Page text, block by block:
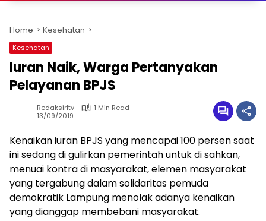
Home Kesehatan
Kesehatan
Iuran Naik, Warga Pertanyakan
Pelayanan BPJS
Redaksirltv
1 Min Read
13/09/2019
Kenaikan iuran BPJS yang mencapai 100 persen saat
ini sedang di gulirkan pemerintah untuk di sahkan,
menuai kontra di masyarakat, elemen masyarakat
yang tergabung dalam solidaritas pemuda
demokratik Lampung menolak adanya kenaikan
yang dianggap membebani masyarakat.